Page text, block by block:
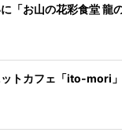
「お山の花彩食堂
ットカフェ「ito-mori